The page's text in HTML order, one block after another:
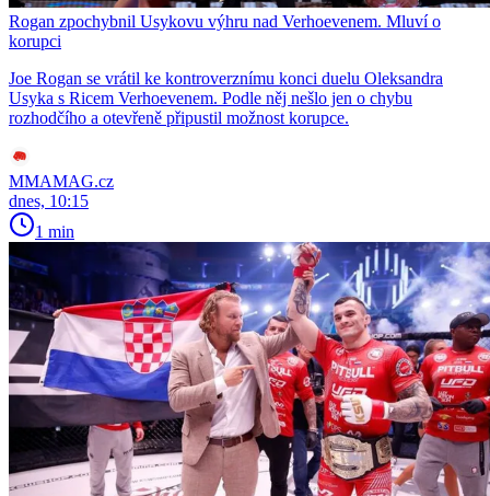
Rogan zpochybnil Usykovu výhru nad Verhoevenem. Mluví o
korupci
Joe Rogan se vrátil ke kontroverznímu konci duelu Oleksandra
Usyka s Ricem Verhoevenem. Podle něj nešlo jen o chybu
rozhodčího a otevřeně připustil možnost korupce.
MMAMAG.cz
dnes, 10:15
1 min